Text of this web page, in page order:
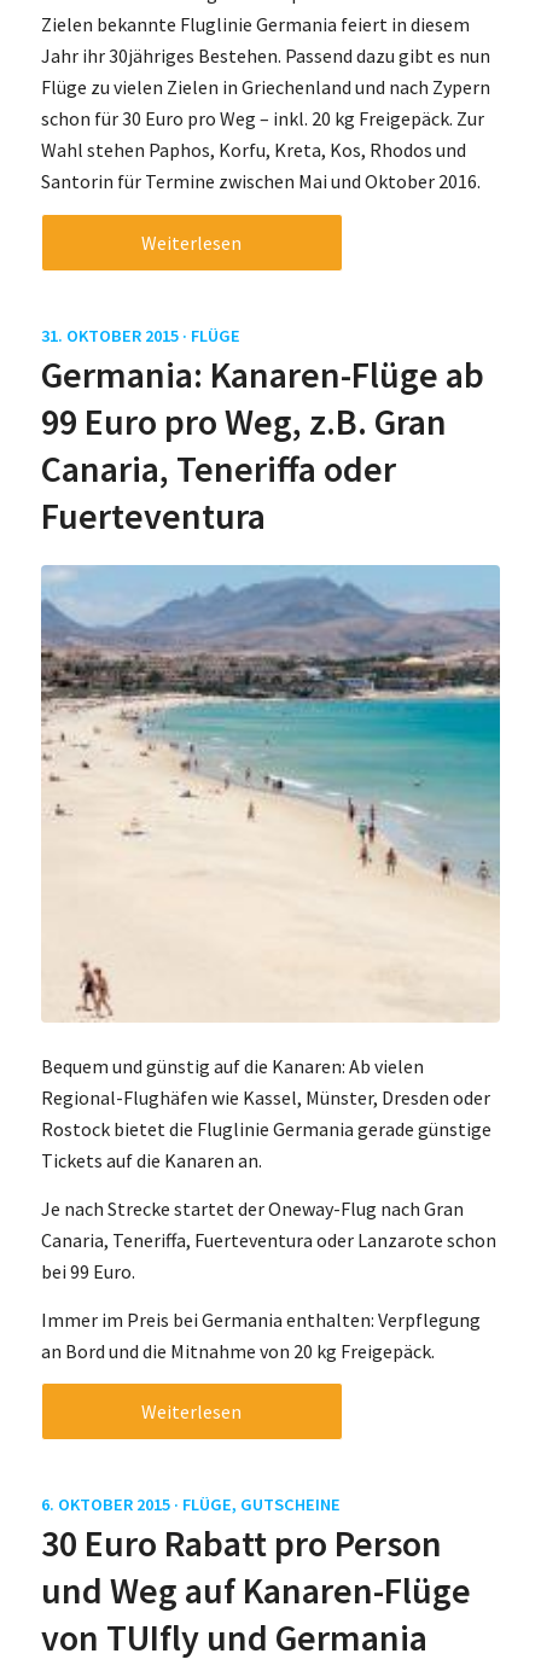
Zielen bekannte Fluglinie Germania feiert in diesem
Jahr ihr 30jähriges Bestehen. Passend dazu gibt es nun
Flüge zu vielen Zielen in Griechenland und nach Zypern
schon für 30 Euro pro Weg – inkl. 20 kg Freigepäck. Zur
Wahl stehen Paphos, Korfu, Kreta, Kos, Rhodos und
Santorin für Termine zwischen Mai und Oktober 2016.
Weiterlesen
31. OKTOBER 2015 · FLÜGE
Germania: Kanaren-Flüge ab
99 Euro pro Weg, z.B. Gran
Canaria, Teneriffa oder
Fuerteventura
Bequem und günstig auf die Kanaren: Ab vielen
Regional-Flughäfen wie Kassel, Münster, Dresden oder
Rostock bietet die Fluglinie Germania gerade günstige
Tickets auf die Kanaren an.
Je nach Strecke startet der Oneway-Flug nach Gran
Canaria, Teneriffa, Fuerteventura oder Lanzarote schon
bei 99 Euro.
Immer im Preis bei Germania enthalten: Verpflegung
an Bord und die Mitnahme von 20 kg Freigepäck.
Weiterlesen
6. OKTOBER 2015 · FLÜGE, GUTSCHEINE
30 Euro Rabatt pro Person
und Weg auf Kanaren-Flüge
von TUIfly und Germania